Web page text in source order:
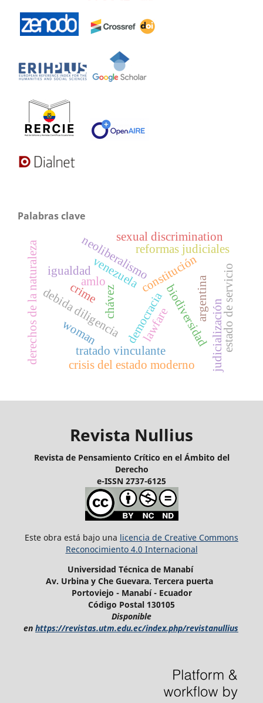
Palabras clave
chávez
venezuela
democracia
igualdad constitución
debida diligencia
tratado vinculante
biodiversidad
derechos de la naturaleza reformas judiciales
neoliberalismo
judicialización
lawfare
amlo estado de servicio
crisis del estado moderno
sexual discrimination
crime
woman
argentina
Revista Nullius
Revista de Pensamiento Crítico en el Ámbito del
Derecho
e-ISSN 2737-6125
Este obra está bajo una licencia de Creative Commons
Reconocimiento 4.0 Internacional
Universidad Técnica de Manabí
Av. Urbina y Che Guevara. Tercera puerta
Portoviejo - Manabí - Ecuador
Código Postal 130105
Disponible
en https://revistas.utm.edu.ec/index.php/revistanullius